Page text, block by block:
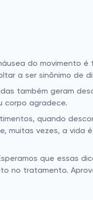
do movimento é
a ser sinônimo de
também geram
corpo agradece.
quando
muitas vezes, a vida
que essas
no tratamento.